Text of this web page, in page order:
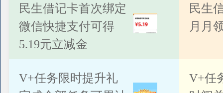
公告
民生借记卡首次绑定
微信快捷支付可得
5.19元立减金
民生
月月
V+任务限时提升礼
V+任